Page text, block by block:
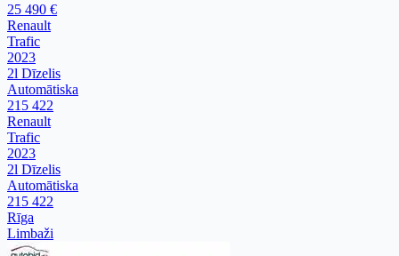
25 490 €
Renault
Trafic
2023
2l Dīzelis
Automātiska
215 422
Renault
Trafic
2023
2l Dīzelis
Automātiska
215 422
Rīga
Limbaži